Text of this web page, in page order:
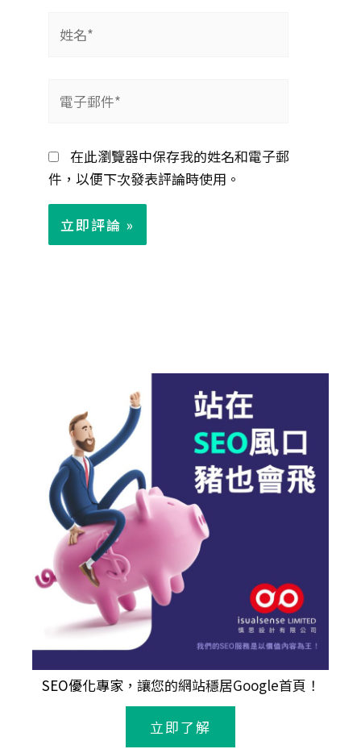
名
件
*
在此瀏覽器中保存我的姓名和電子郵
件，以便下次發表評論時使用。
SEO優化專家，讓您的網站穩居Google首頁！
立即了解